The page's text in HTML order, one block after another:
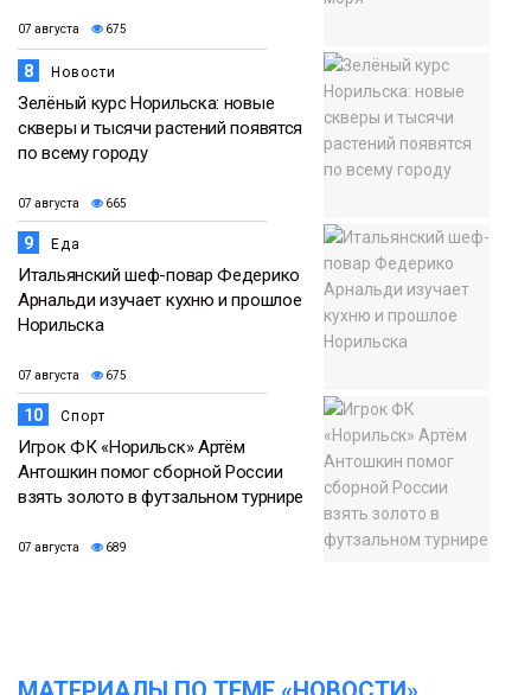
07 августа 675
8 Новости
Зелёный курс Норильска: новые
скверы и тысячи растений появятся
по всему городу
07 августа 665
9 Еда
Итальянский шеф-повар Федерико
Арнальди изучает кухню и прошлое
Норильска
07 августа 675
10 Спорт
Игрок ФК «Норильск» Артём
Антошкин помог сборной России
взять золото в футзальном турнире
07 августа 689